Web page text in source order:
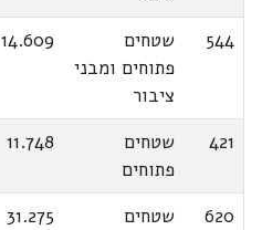
544
שטחים
פתוחים ומבני
ציבור
14.609
421
שטחים
פתוחים
11.748
620
שטחים
31.275